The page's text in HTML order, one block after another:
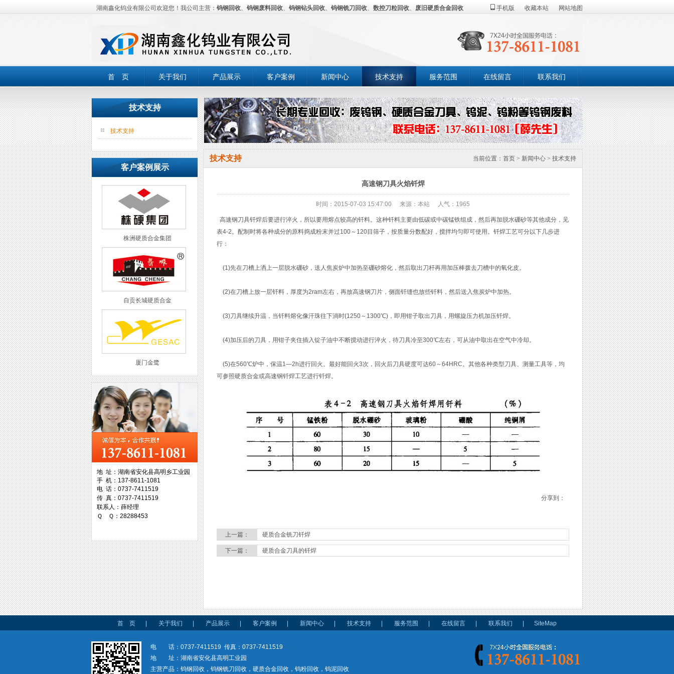
湖南鑫化钨业有限公司欢迎您！我公司主营： 钨钢回收、 钨钢废料回收、 钨钢钻头回收、 钨钢铣刀回收、 数控刀粒回收、 废旧硬质合金回收 手机版 收藏本站 网站地图
首 页 关于我们 产品展示 客户案例 新闻中心 技术支持 服务范围 在线留言 联系我们
技术支持
技术支持
客户案例展示
株洲硬质合金集团
自贡长城硬质合金
厦门金鹭
西工集团
台湾协威机械
台湾万事达切削科技
地 址：湖南省安化县高明乡工业园
手 机：137-8611-1081
电 话：0737-7411519
传 真：0737-7411519
联系人：薛经理
Ｑ Ｑ：28288453
当前位置： 首页 > 新闻中心 > 技术支持
技术支持
高速钢刀具火焰钎焊
时间：2015-07-03 15:47:00 来源：本站 人气：1965
高速钢刀具钎焊后要进行淬火，所以要用熔点较高的钎料。这种钎料主要由低碳或中碳锰铁组成，然后再加脱水硼砂等其他成分，见
表4-2。配制时将各种成分的原料捣成粉末并过100～120目筛子，按质量分数配好，搅拌均匀即可使用。钎焊工艺可分以下几步进
行：
(1)先在刀槽上洒上一层脱水硼砂，送人焦炭炉中加热至硼砂熔化，然后取出刀杆再用加压棒拨去刀槽中的氧化皮。
(2)在刀槽上放一层钎料，厚度为2ram左右，再放高速钢刀片，侧面钎缝也放些钎料，然后送入焦炭炉中加热。
(3)刀具继续升温，当钎料熔化像汗珠往下淌时(1250～1300℃)，即用钳子取出刀具，用螺旋压力机加压钎焊。
(4)加压后的刀具，用钳子夹住插入锭子油中不断搅动进行淬火，待刀具冷至300℃左右，可从油中取出在空气中冷却。
(5)在560℃炉中，保温1—2h进行回火。最好能回火3次，回火后刀具硬度可达60～64HRC。其他各种类型刀具、测量工具等，均
可参照硬质合金或高速钢钎焊工艺进行钎焊。
分享到：
上一篇： 硬质合金铣刀钎焊
下一篇： 硬质合金刀具的钎焊
首 页 关于我们 产品展示 客户案例 新闻中心 技术支持 服务范围 在线留言 联系我们 SiteMap
电 话：0737-7411519 传真：0737-7411519
地 址：湖南省安化县高明工业园
主营产品：钨钢回收，钨钢铣刀回收，硬质合金回收，钨粉回收，钨泥回收